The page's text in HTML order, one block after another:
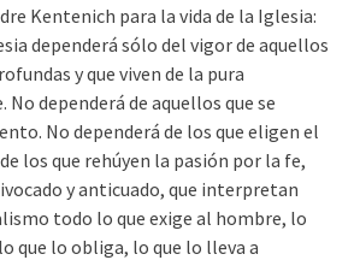
Kentenich para la vida de la Iglesia:
dependerá sólo del vigor de aquellos
y que viven de la pura
No dependerá de aquellos que se
No dependerá de los que eligen el
los que rehúyen la pasión por la fe,
y anticuado, que interpretan
todo lo que exige al hombre, lo
que lo obliga, lo que lo lleva a